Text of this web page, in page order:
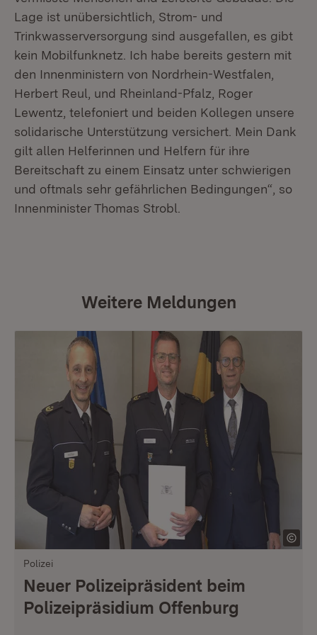
Lage ist unübersichtlich, Strom- und
Trinkwasserversorgung sind ausgefallen, es gibt
kein Mobilfunknetz. Ich habe bereits gestern mit
den Innenministern von Nordrhein-Westfalen,
Herbert Reul, und Rheinland-Pfalz, Roger
Lewentz, telefoniert und beiden Kollegen unsere
solidarische Unterstützung versichert. Mein Dank
gilt allen Helferinnen und Helfern für ihre
Bereitschaft zu einem Einsatz unter schwierigen
und oftmals sehr gefährlichen Bedingungen“, so
Innenminister Thomas Strobl.
Weitere Meldungen
Polizei
Neuer Polizeipräsident beim
Polizeipräsidium Offenburg